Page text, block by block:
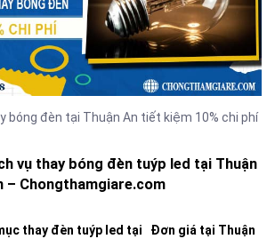
bóng đèn tại Thuận An tiết kiệm 10% chi phí
vụ thay bóng đèn tuýp led tại Thuận
– Chongthamgiare.com
thay đèn tuýp led tại
Đơn giá tại Thuận